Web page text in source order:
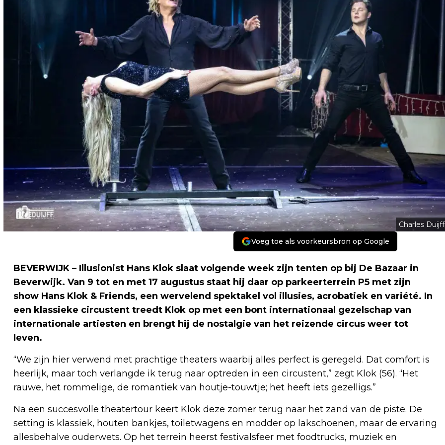
Charles Duijff
Voeg toe als voorkeursbron op Google
BEVERWIJK – Illusionist Hans Klok slaat volgende week zijn tenten op bij De Bazaar in
Beverwijk. Van 9 tot en met 17 augustus staat hij daar op parkeerterrein P5 met zijn
show Hans Klok & Friends, een wervelend spektakel vol illusies, acrobatiek en variété. In
een klassieke circustent treedt Klok op met een bont internationaal gezelschap van
internationale artiesten en brengt hij de nostalgie van het reizende circus weer tot
leven.
“We zijn hier verwend met prachtige theaters waarbij alles perfect is geregeld. Dat comfort is
heerlijk, maar toch verlangde ik terug naar optreden in een circustent,” zegt Klok (56). “Het
rauwe, het rommelige, de romantiek van houtje-touwtje; het heeft iets gezelligs.”
Na een succesvolle theatertour keert Klok deze zomer terug naar het zand van de piste. De
setting is klassiek, houten bankjes, toiletwagens en modder op lakschoenen, maar de ervaring
allesbehalve ouderwets. Op het terrein heerst festivalsfeer met foodtrucks, muziek en